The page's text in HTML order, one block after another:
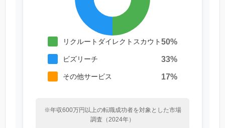
リクルートダイレクトスカウト50%
ビズリーチ 33%
その他サービス 17%
※年収600万円以上の転職成功者を対象とした市場
調査（2024年）